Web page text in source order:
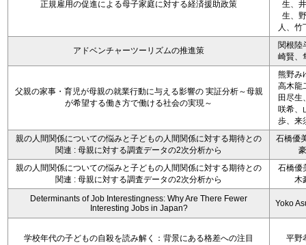
正規雇用の促進による母子家庭に対する経済援助政策
生、
生、
人、竹
アドベンチャーツーリズムの推進策
関根陸
崎賢、
父親の家事・育児が母親の就業行動に与える影響の 実証分析～母親
が希望する働き方で働ける社会の実現～
熊野み
高木龍
田尽生
咲希、
歩、来
親の人間関係についての悩みと子どもの人間関係に対する期待との
関連 : 母親に対する調査データの2次分析から
石橋優
豪
親の人間関係についての悩みと子どもの人間関係に対する期待との
関連 : 母親に対する調査データの2次分析から
石橋優
木
Determinants of Job Interestingness: Why Are There Fewer
Interesting Jobs in Japan?
Yoko
学校年代の子どもの自殺を読み解く：背景にある格差への注目 平野